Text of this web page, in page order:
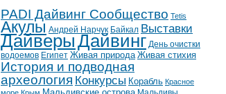
PADI Дайвинг Сообщество Tetis
Акулы Андрей Нарчук Байкал Выставки
ДайверыДайвинг День очистки
водоемов Египет Живая природа Живая стихия
История и подводная
археология Конкурсы Корабль Красное